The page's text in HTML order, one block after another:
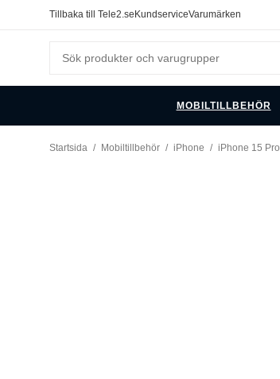
Tillbaka till Tele2.se KundserviceVarumärken
MOBILTILLBEHÖR
Startsida / Mobiltillbehör / iPhone / iPhone 15 Pro